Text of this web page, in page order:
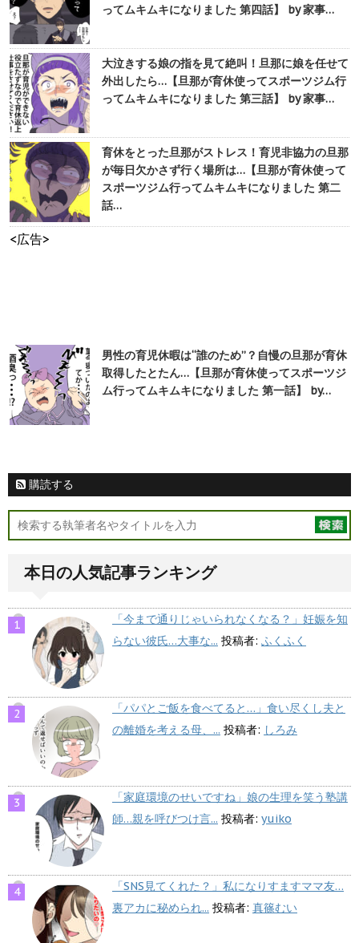
ってムキムキになりました 第四話】 by 家事…
大泣きする娘の指を見て絶叫！旦那に娘を任せて
外出したら…【旦那が育休使ってスポーツジム行
ってムキムキになりました 第三話】 by 家事…
育休をとった旦那がストレス！育児非協力の旦那
が毎日欠かさず行く場所は…【旦那が育休使って
スポーツジム行ってムキムキになりました 第二
話…
<広告>
男性の育児休暇は“誰のため”？自慢の旦那が育休
取得したとたん…【旦那が育休使ってスポーツジ
ム行ってムキムキになりました 第一話】 by…
購読する
本日の人気記事ランキング
「今まで通りじゃいられなくなる？」妊娠を知
らない彼氏…大事な... 投稿者: ふくふく
「パパとご飯を食べてると…」食い尽くし夫と
の離婚を考える母、... 投稿者: しろみ
「家庭環境のせいですね」娘の生理を笑う塾講
師…親を呼びつけ言... 投稿者: yuiko
「SNS見てくれた？」私になりすますママ友…
裏アカに秘められ... 投稿者: 真篠むい